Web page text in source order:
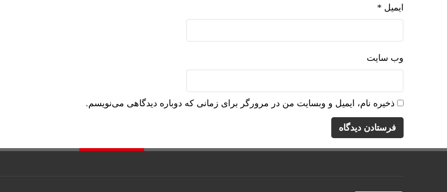
ایمیل *
وب‌ سایت
ذخیره نام، ایمیل و وبسایت من در مرورگر برای زمانی که دوباره دیدگاهی می‌نویسم.